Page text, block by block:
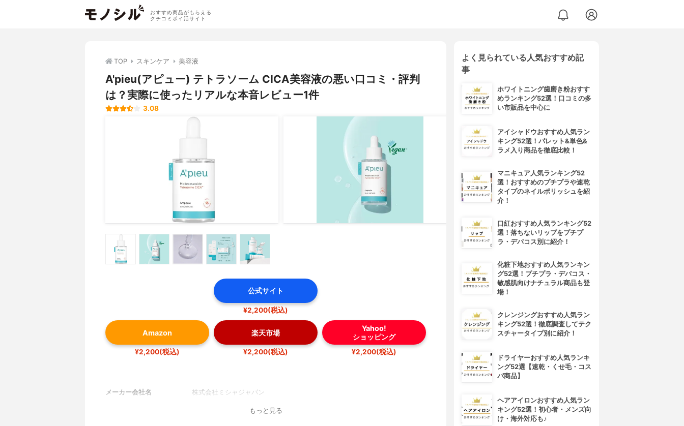
おすすめ商品がもらえる
クチコミポイ活サイト
TOP スキンケア 美容液
A'pieu(アピュー) テトラソーム CICA美容液の悪い口コミ・評判
は？実際に使ったリアルな本音レビュー1件
3.08
公式サイト
¥2,200(税込)
Amazon
¥2,200(税込)
楽天市場
¥2,200(税込)
Yahoo!
ショッピング
¥2,200(税込)
メーカー会社名 株式会社ミシャジャパン
もっと見る
よく見られている人気おすすめ記
事
ホワイトニング歯磨き粉おすす
めランキング52選！口コミの多
い市販品を中心に
アイシャドウおすすめ人気ラン
キング52選！パレット&単色&
ラメ入り商品を徹底比較！
マニキュア人気ランキング52
選！おすすめのプチプラや速乾
タイプのネイルポリッシュを紹
介！
口紅おすすめ人気ランキング52
選！落ちないリップをプチプ
ラ・デパコス別に紹介！
化粧下地おすすめ人気ランキン
グ52選！プチプラ・デパコス・
敏感肌向けナチュラル商品も登
場！
クレンジングおすすめ人気ラン
キング52選！徹底調査してテク
スチャータイプ別に紹介！
ドライヤーおすすめ人気ランキ
ング52選【速乾・くせ毛・コス
パ商品】
ヘアアイロンおすすめ人気ラン
キング52選！初心者・メンズ向
け・海外対応も♪